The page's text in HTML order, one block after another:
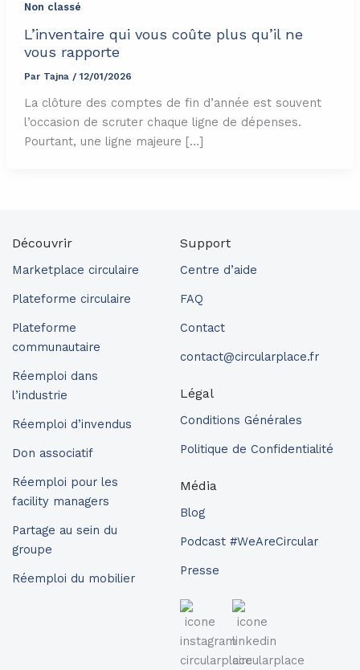
Non classé
L’inventaire qui vous coûte plus qu’il ne
vous rapporte
Par Tajna / 12/01/2026
La clôture des comptes de fin d’année est souvent
l’occasion de scruter chaque ligne de dépenses.
Pourtant, une ligne majeure […]
Découvrir
Marketplace circulaire
Plateforme circulaire
Plateforme
communautaire
Réemploi dans
l’industrie
Réemploi d’invendus
Don associatif
Réemploi pour les
facility managers
Partage au sein du
groupe
Réemploi du mobilier
Support
Centre d’aide
FAQ
Contact
contact@circularplace.fr
Légal
Conditions Générales
Politique de Confidentialité
Média
Blog
Podcast #WeAreCircular
Presse